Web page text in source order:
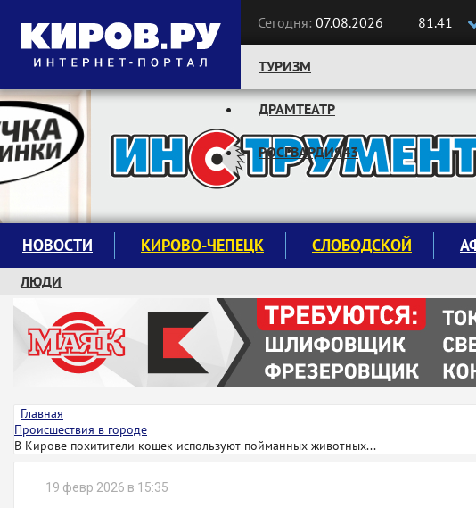
Сегодня: 07.08.2026 81.41
Следите за новостями:
ТУРИЗМ
ДРАМТЕАТР
РОСГВАРДИЯ43
НОВОСТИ КИРОВО-ЧЕПЕЦК СЛОБОДСКОЙ
ЛЮДИ
КРУЖКИ И СЕКЦИИ
ЗАВОДУ "МАЯК" 85 ЛЕТ
ЭКОЛОГИЯ
Главная
Происшествия в городе
В Кирове похитители кошек используют пойманных животных...
19 февр 2026 в 15:35